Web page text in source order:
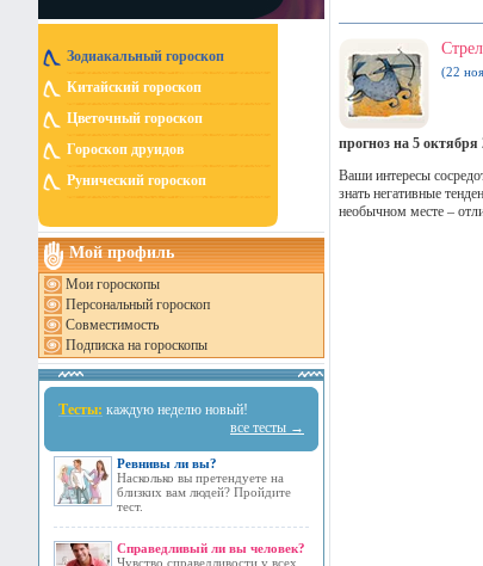
Зодиакальный гороскоп
Китайский гороскоп
Цветочный гороскоп
Гороскоп друидов
Рунический гороскоп
Мой профиль
Мои гороскопы
Персональный гороскоп
Совместимость
Подписка на гороскопы
Тесты: каждую неделю новый!
все тесты →
Ревнивы ли вы?
Насколько вы претендуете на
близких вам людей? Пройдите
тест.
Справедливый ли вы человек?
Чувство справедливости у всех
(22
прогноз на 5 октября
Ваши интересы
знать негативные
необычном месте –